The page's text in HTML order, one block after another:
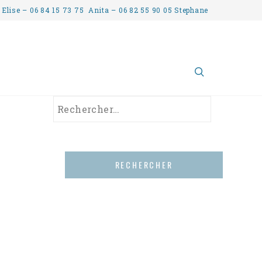
Elise – 06 84 15 73 75 Anita – 06 82 55 90 05 Stephane